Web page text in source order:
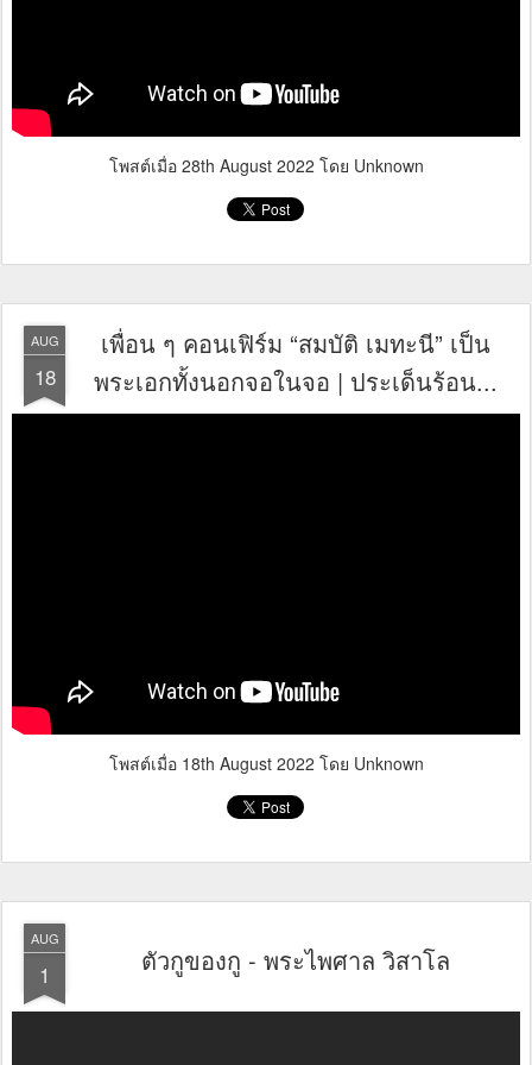
โพสต์เมื่อ 28th August 2022 โดย Unknown
AUG
18
เพื่อน ๆ คอนเฟิร์ม “สมบัติ เมทะนี” เป็น
พระเอกทั้งนอกจอในจอ | ประเด็นร้อน...
โพสต์เมื่อ 18th August 2022 โดย Unknown
AUG
1 ตัวกูของกู - พระไพศาล วิสาโล